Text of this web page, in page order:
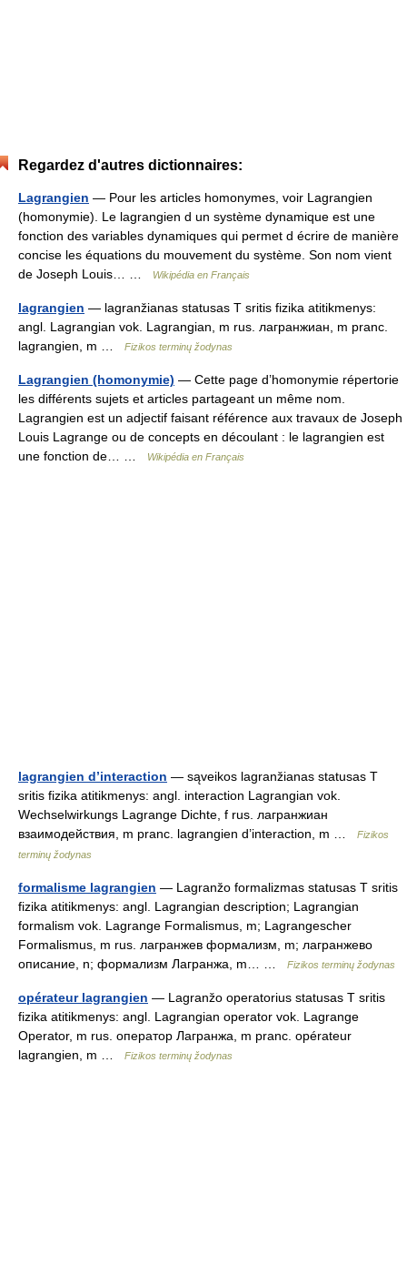
Regardez d'autres dictionnaires:
Lagrangien — Pour les articles homonymes, voir Lagrangien
(homonymie). Le lagrangien d un système dynamique est une
fonction des variables dynamiques qui permet d écrire de manière
concise les équations du mouvement du système. Son nom vient
de Joseph Louis… …
Wikipédia en Français
lagrangien — lagranžianas statusas T sritis fizika atitikmenys:
angl. Lagrangian vok. Lagrangian, m rus. лагранжиан, m pranc.
lagrangien, m …
Fizikos terminų žodynas
Lagrangien (homonymie) — Cette page d’homonymie répertorie
les différents sujets et articles partageant un même nom.
Lagrangien est un adjectif faisant référence aux travaux de Joseph
Louis Lagrange ou de concepts en découlant : le lagrangien est
une fonction de… …
Wikipédia en Français
lagrangien d’interaction — sąveikos lagranžianas statusas T
sritis fizika atitikmenys: angl. interaction Lagrangian vok.
Wechselwirkungs Lagrange Dichte, f rus. лагранжиан
взаимодействия, m pranc. lagrangien d’interaction, m …
Fizikos
terminų žodynas
formalisme lagrangien — Lagranžo formalizmas statusas T sritis
fizika atitikmenys: angl. Lagrangian description; Lagrangian
formalism vok. Lagrange Formalismus, m; Lagrangescher
Formalismus, m rus. лагранжев формализм, m; лагранжево
описание, n; формализм Лагранжа, m… …
Fizikos terminų žodynas
opérateur lagrangien — Lagranžo operatorius statusas T sritis
fizika atitikmenys: angl. Lagrangian operator vok. Lagrange
Operator, m rus. оператор Лагранжа, m pranc. opérateur
lagrangien, m …
Fizikos terminų žodynas